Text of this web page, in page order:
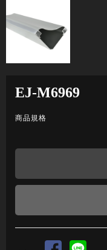
EJ-M6969
商品規格